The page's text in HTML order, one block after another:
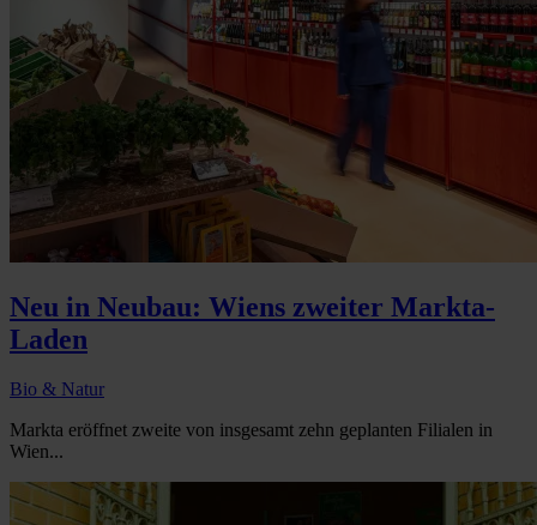
Neu in Neubau: Wiens zweiter Markta-
Laden
Bio & Natur
Markta eröffnet zweite von insgesamt zehn geplanten Filialen in
Wien...